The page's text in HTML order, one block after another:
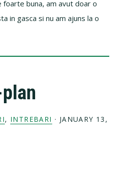
foarte buna, am avut doar o
in gasca si nu am ajuns la o
, INTREBARI · JANUARY 13,